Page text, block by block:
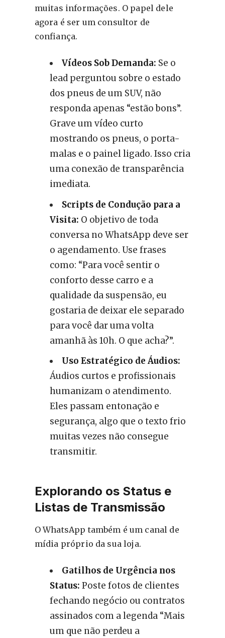
muitas informações. O papel dele
agora é ser um consultor de
confiança.
Vídeos Sob Demanda: Se o
lead perguntou sobre o estado
dos pneus de um SUV, não
responda apenas “estão bons”.
Grave um vídeo curto
mostrando os pneus, o porta-
malas e o painel ligado. Isso cria
uma conexão de transparência
imediata.
Scripts de Condução para a
Visita: O objetivo de toda
conversa no WhatsApp deve ser
o agendamento. Use frases
como: “Para você sentir o
conforto desse carro e a
qualidade da suspensão, eu
gostaria de deixar ele separado
para você dar uma volta
amanhã às 10h. O que acha?”.
Uso Estratégico de Áudios:
Áudios curtos e profissionais
humanizam o atendimento.
Eles passam entonação e
segurança, algo que o texto frio
muitas vezes não consegue
transmitir.
Explorando os Status e
Listas de Transmissão
O WhatsApp também é um canal de
mídia próprio da sua loja.
Gatilhos de Urgência nos
Status: Poste fotos de clientes
fechando negócio ou contratos
assinados com a legenda “Mais
um que não perdeu a